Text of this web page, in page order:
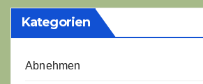
Kategorien
Abnehmen